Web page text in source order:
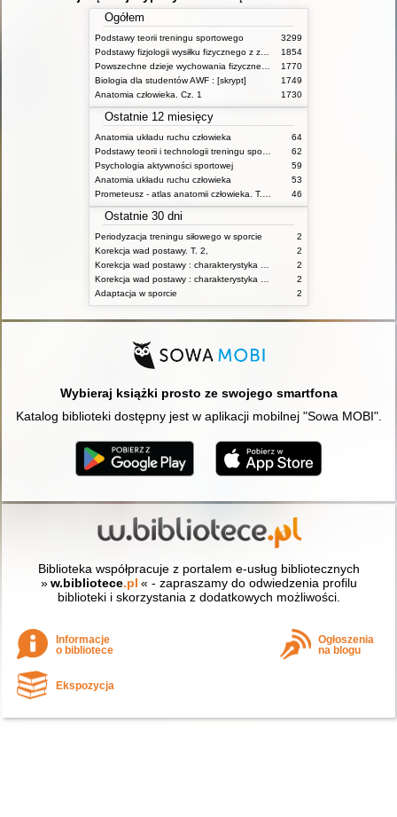
Ogółem
Podstawy teorii treningu sportowego
3299
1854
1770
Biologia dla studentów AWF : [skrypt]
1749
Anatomia człowieka. Cz. 1
1730
Ostatnie 12 miesięcy
Anatomia układu ruchu człowieka
64
62
Psychologia aktywności sportowej
59
Anatomia układu ruchu człowieka
53
46
Ostatnie 30 dni
Periodyzacja treningu siłowego w sporcie
2
Korekcja wad postawy. T. 2,
2
2
2
Adaptacja w sporcie
2
Wybieraj książki prosto ze swojego smartfona
Katalog biblioteki dostępny jest w aplikacji mobilnej "Sowa MOBI".
Biblioteka współpracuje z portalem e-usług bibliotecznych
» w.bibliotece.pl « - zapraszamy do odwiedzenia profilu
biblioteki i skorzystania z dodatkowych możliwości.
Informacje
o bibliotece
Ogłoszenia
na blogu
Ekspozycja